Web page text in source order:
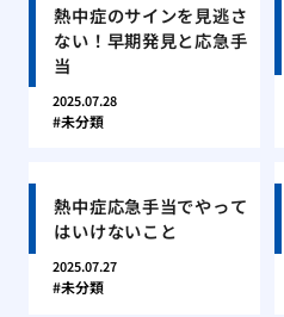
熱中症のサインを見逃さ
ない！早期発見と応急手
当
2025.07.28
未分類
熱中症応急手当でやって
はいけないこと
2025.07.27
未分類